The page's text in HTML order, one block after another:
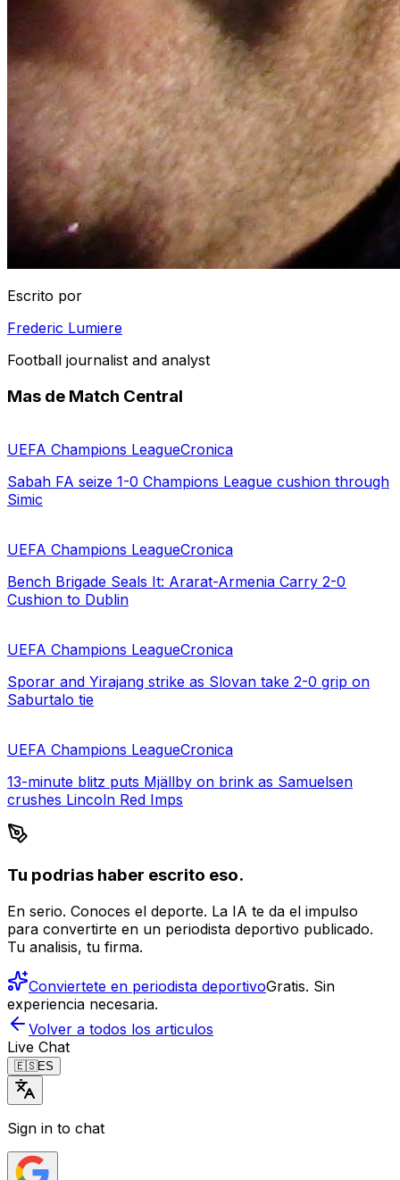
Escrito por
Frederic Lumiere
Football journalist and analyst
Mas de Match Central
UEFA Champions LeagueCronica
Sabah FA seize 1-0 Champions League cushion through
Simic
UEFA Champions LeagueCronica
Bench Brigade Seals It: Ararat-Armenia Carry 2-0
Cushion to Dublin
UEFA Champions LeagueCronica
Sporar and Yirajang strike as Slovan take 2-0 grip on
Saburtalo tie
UEFA Champions LeagueCronica
13-minute blitz puts Mjällby on brink as Samuelsen
crushes Lincoln Red Imps
Tu podrias haber escrito eso.
En serio. Conoces el deporte. La IA te da el impulso
para convertirte en un periodista deportivo publicado.
Tu analisis, tu firma.
Conviertete en periodista deportivoGratis. Sin
experiencia necesaria.
Volver a todos los articulos
Live Chat
🇪🇸ES
Sign in to chat